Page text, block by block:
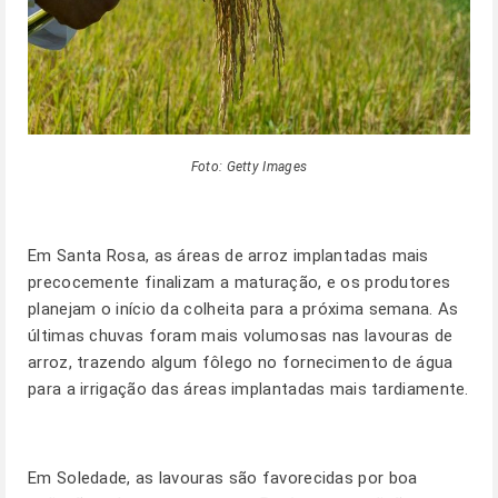
Foto: Getty Images
Em Santa Rosa, as áreas de arroz implantadas mais
precocemente finalizam a maturação, e os produtores
planejam o início da colheita para a próxima semana. As
últimas chuvas foram mais volumosas nas lavouras de
arroz, trazendo algum fôlego no fornecimento de água
para a irrigação das áreas implantadas mais tardiamente.
Em Soledade, as lavouras são favorecidas por boa